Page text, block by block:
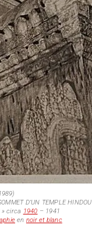
D’UN TEMPLE HINDOU
» circa 1940 – 1941
en noir et blanc